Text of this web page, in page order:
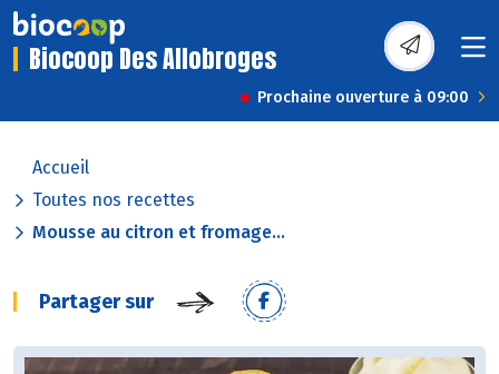
Biocoop Des Allobroges
Prochaine ouverture à 09:00
Accueil
Toutes nos recettes
Mousse au citron et fromage...
Partager sur